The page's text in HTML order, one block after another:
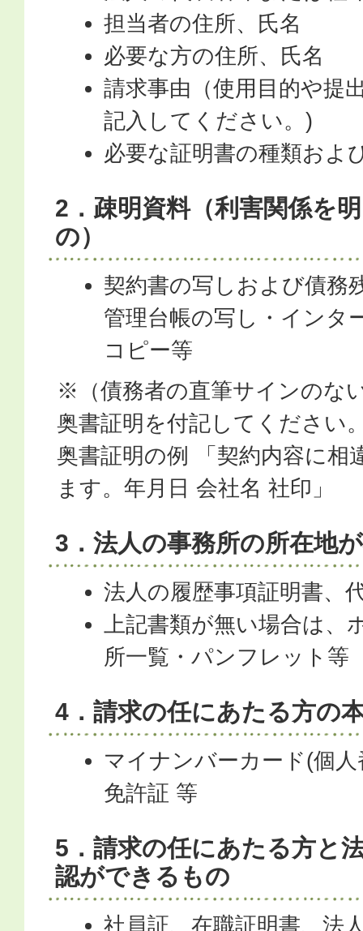
担当者の住所、氏名
必要な方の住所、氏名
請求事由（使用目的や提
記入してください。)
必要な証明書の種類およ
2．疎明資料（利害関係を
の）
契約書の写しおよび債務
管理台帳の写し・インタ
コピー等
※（債務者の直筆サインのな
奥書証明を付記してください
奥書証明の例 「契約内容に相
ます。年月日 会社名 社印」
3．法人の事務所の所在地
法人の履歴事項証明書、
上記書類が無い場合は、
所一覧・パンフレット等
4．請求の任にあたる方の
マイナンバーカード(個
免許証 等
5．請求の任にあたる方と
認ができるもの
社員証、在職証明書、法